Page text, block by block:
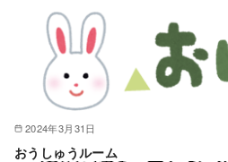
2024年3月31日
おうしゅうルーム